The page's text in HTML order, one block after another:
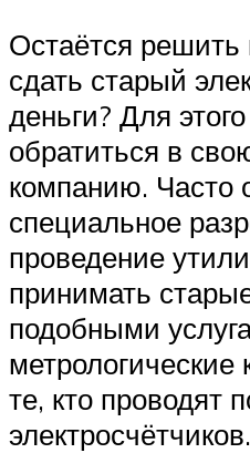
Остаётся решить
сдать старый
деньги? Для
обратиться в
компанию. Часто
специальное
проведение
принимать
подобными
метрологические
те, кто проводят
электросчётчиков.